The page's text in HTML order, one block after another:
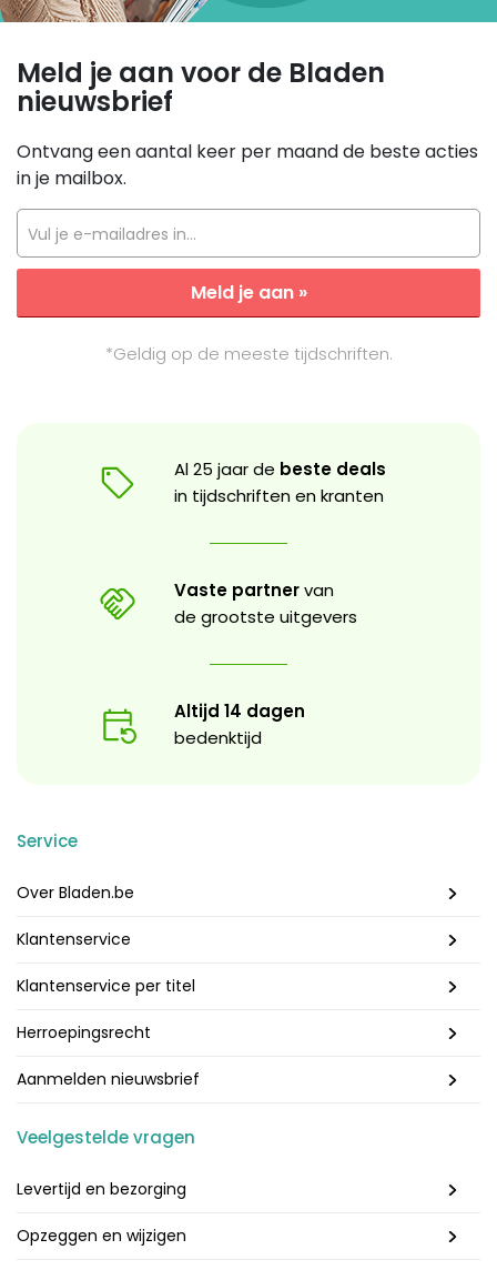
Meld je aan voor de Bladen
nieuwsbrief
Ontvang een aantal keer per maand de beste acties
in je mailbox.
Vul je e-mailadres in...
Meld je aan »
*Geldig op de meeste tijdschriften.
Al 25 jaar de beste deals
in tijdschriften en kranten
Vaste partnervan
de grootste uitgevers
Altijd 14 dagen
bedenktijd
Service
Over Bladen.be
Klantenservice
Klantenservice per titel
Herroepingsrecht
Aanmelden nieuwsbrief
Veelgestelde vragen
Levertijd en bezorging
Opzeggen en wijzigen